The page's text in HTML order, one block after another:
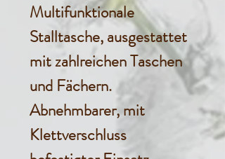
Multifunktionale
Stalltasche, ausgestattet
mit zahlreichen Taschen
und Fächern.
Abnehmbarer, mit
Klettverschluss